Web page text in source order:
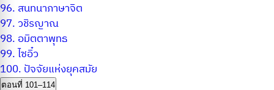
96. สนทนาภาษาจิต
97.วชิรญาณ
98. อมิตตาพุทธ
99.ไซอิ๋ว
100. ปัจจัยแห่งยุคสมัย
ตอนที่ 101–114